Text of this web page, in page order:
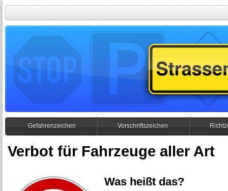
Gefahrenzeichen Vorschriftszeichen
Verbot für Fahrzeuge aller Art
Was heißt das?